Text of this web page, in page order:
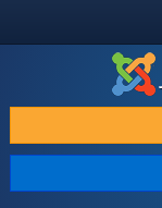
İNDIR & GENIŞLET
KEŞFET & ÖĞREN
TOPLULUK & DESTEK